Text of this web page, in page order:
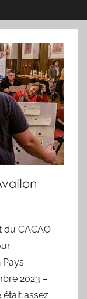
CACAO –
Pays
2023 –
était assez